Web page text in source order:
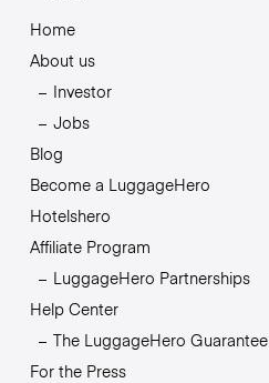
Home
About us
Investor
Jobs
Blog
Become a LuggageHero
Hotelshero
Affiliate Program
LuggageHero Partnerships
Help Center
The LuggageHero Guarantee
For the Press